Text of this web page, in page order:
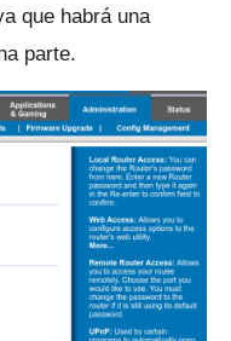
que habrá una
parte.